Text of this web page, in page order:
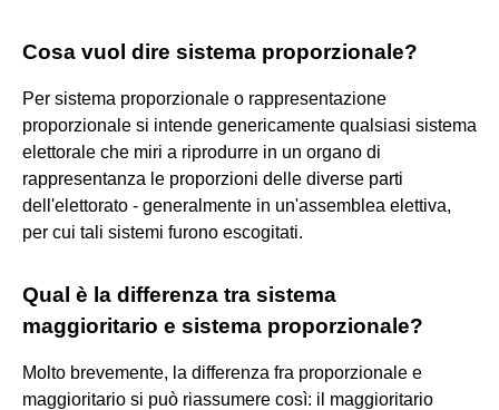
Cosa vuol dire sistema proporzionale?
Per sistema proporzionale o rappresentazione
proporzionale si intende genericamente qualsiasi sistema
elettorale che miri a riprodurre in un organo di
rappresentanza le proporzioni delle diverse parti
dell'elettorato - generalmente in un'assemblea elettiva,
per cui tali sistemi furono escogitati.
Qual è la differenza tra sistema
maggioritario e sistema proporzionale?
Molto brevemente, la differenza fra proporzionale e
maggioritario si può riassumere così: il maggioritario